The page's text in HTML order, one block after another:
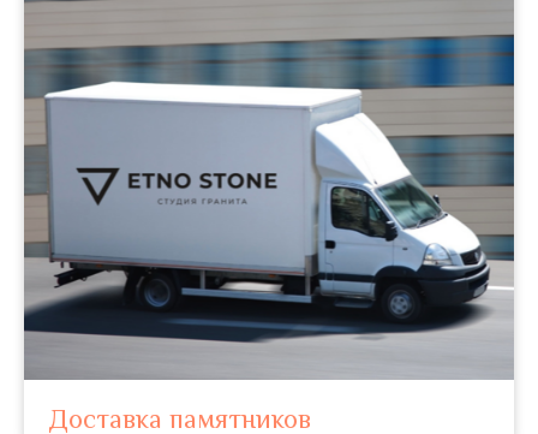
Доставка памятников